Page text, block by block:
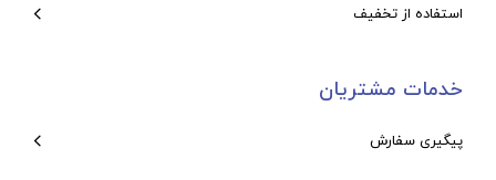
استفاده از تخفیف
خدمات مشتریان
پیگیری سفارش